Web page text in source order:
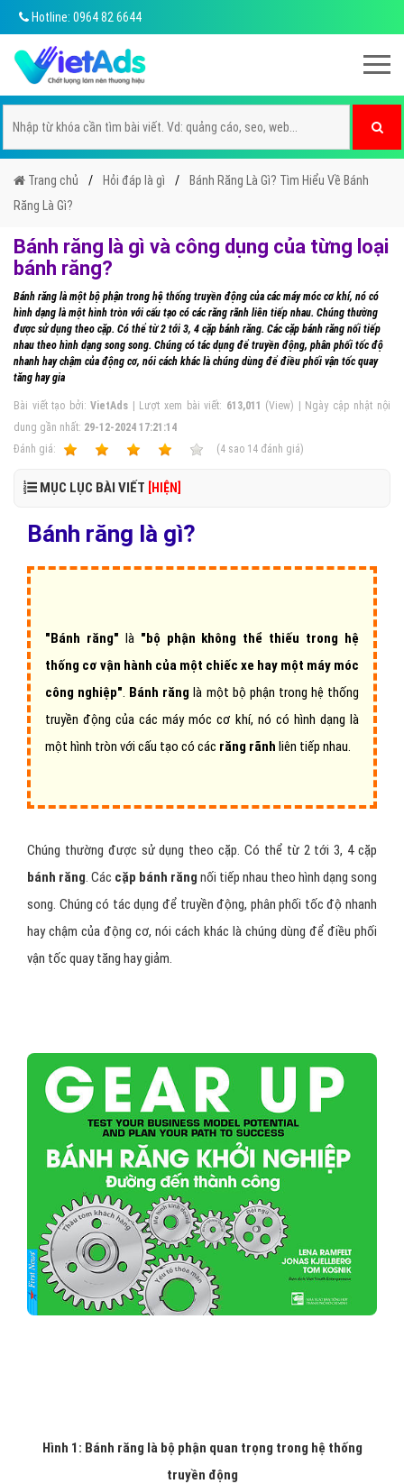
Hotline: 0964 82 6644
Trang chủ Hỏi đáp là gì
Bánh Răng Là Gì? Tìm Hiểu Về Bánh
Răng Là Gì?
Bánh răng là gì và công dụng của từng loại
bánh răng?
Bánh răng là một bộ phận trong hệ thống truyền động của các máy móc cơ khí, nó có
hình dạng là một hình tròn với cấu tạo có các răng rãnh liên tiếp nhau. Chúng thường
được sử dụng theo cặp. Có thể từ 2 tới 3, 4 cặp bánh răng. Các cặp bánh răng nối tiếp
nhau theo hình dạng song song. Chúng có tác dụng để truyền động, phân phối tốc độ
nhanh hay chậm của động cơ, nói cách khác là chúng dùng để điều phối vận tốc quay
tăng hay gia
Bài viết tạo bởi:VietAds | Lượt xem bài viết: 613,011 (View) | Ngày cập nhật nội
dung gần nhất: 29-12-2024 17:21:14
Ðánh giá:
(4 sao 14 đánh giá)
MỤC LỤC BÀI VIẾT [HIỆN]
Bánh răng là gì?
"Bánh răng"là "bộ phận không thể thiếu trong hệ
thống cơ vận hành của một chiếc xe hay một máy móc
công nghiệp". Bánh răng là một bộ phận trong hệ thống
truyền động của các máy móc cơ khí, nó có hình dạng là
một hình tròn với cấu tạo có các răng rãnh liên tiếp nhau.
Chúng thường được sử dụng theo cặp. Có thể từ 2 tới 3, 4 cặp
bánh răng. Các cặp bánh răng nối tiếp nhau theo hình dạng song
song. Chúng có tác dụng để truyền động, phân phối tốc độ nhanh
hay chậm của động cơ, nói cách khác là chúng dùng để điều phối
vận tốc quay tăng hay giảm.
Hình 1: Bánh răng là bộ phận quan trọng trong hệ thống
truyền động